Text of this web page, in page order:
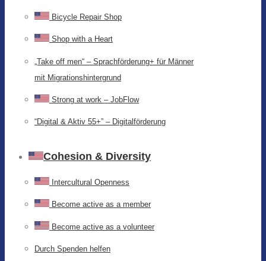
Bicycle Repair Shop
Shop with a Heart
„Take off men“ – Sprachförderung+ für Männer
mit Migrationshintergrund
Strong at work – JobFlow
“Digital & Aktiv 55+” – Digitalförderung
Cohesion & Diversity
Intercultural Openness
Become active as a member
Become active as a volunteer
Durch Spenden helfen